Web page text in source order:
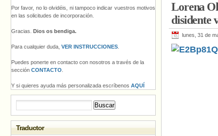
Lorena
disidente
lunes, 31 de
Por favor, no lo olvidéis, ni tampoco indicar vuestros motivos
en las solicitudes de incorporación.
Gracias. Dios os bendiga.
Para cualquier duda, VER INSTRUCCIONES
Puedes ponerte en contacto con nosotros a través de la
sección CONTACTO
Y si quieres ayuda más personalizada escríbenos AQUÍ
Traductor